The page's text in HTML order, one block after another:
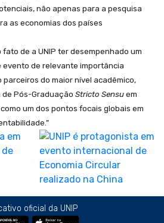
não apenas para a pesquisa
as economias dos países
fato de a UNIP ter desempenhado um
de relevante importância
do maior nível acadêmico,
Pós-Graduação Stricto Sensu em
um dos pontos focais globais em
oficial da UNIP